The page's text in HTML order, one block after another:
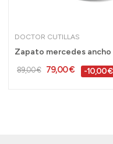
DOCTOR CUTILLAS
89,00 € 79,00 € -10,00 €